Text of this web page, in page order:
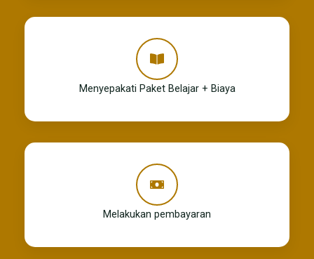
Menyepakati Paket Belajar + Biaya
Melakukan pembayaran